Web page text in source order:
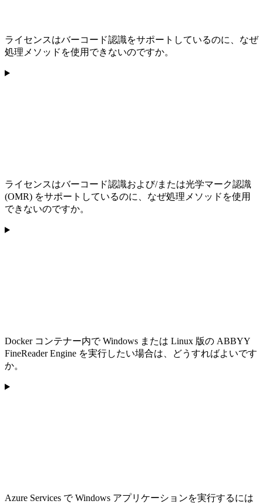
ライセンスはバーコード認識をサポートしているのに、なぜ
処理メソッドを使用できないのですか。
ライセンスはバーコード認識および/または光学マーク認識
(OMR) をサポートしているのに、なぜ処理メソッドを使用
できないのですか。
Docker コンテナー内で Windows または Linux 版の ABBYY
FineReader Engine を実行したい場合は、どうすればよいです
か。
Azure Services で Windows アプリケーションを実行するには